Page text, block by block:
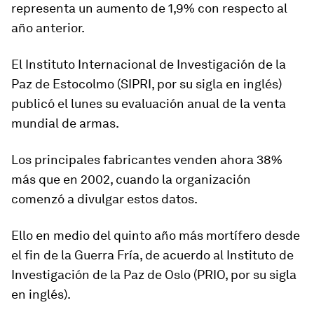
representa un aumento de 1,9% con respecto al
año anterior.
El Instituto Internacional de Investigación de la
Paz de Estocolmo (SIPRI, por su sigla en inglés)
publicó el lunes su evaluación anual de la venta
mundial de armas.
Los principales fabricantes venden ahora 38%
más que en 2002, cuando la organización
comenzó a divulgar estos datos.
Ello en medio del quinto año más mortífero desde
el fin de la Guerra Fría, de acuerdo al Instituto de
Investigación de la Paz de Oslo (PRIO, por su sigla
en inglés).